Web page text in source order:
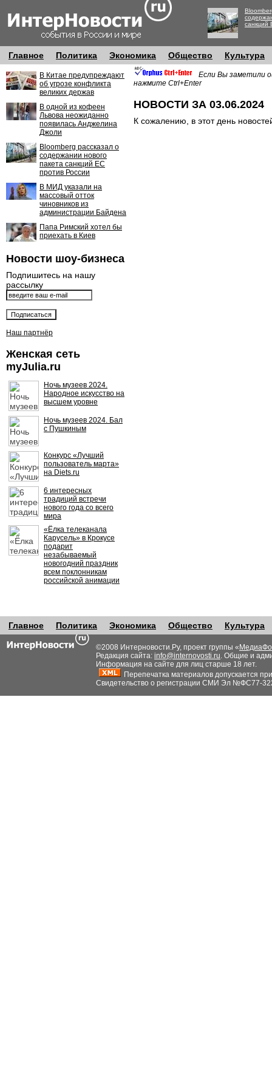
санкций
Главное Политика Экономика Общество Культура
В Китае предупреждают
об угрозе конфликта
великих держав
В одной из кофеен
Львова неожиданно
появилась Анджелина
Джоли
Bloomberg рассказал о
содержании нового
пакета санкций ЕС
против России
В МИД указали на
массовый отток
чиновников из
администрации Байдена
Папа Римский хотел бы
приехать в Киев
Новости шоу-бизнеса
Подпишитесь на нашу
рассылку
Наш партнёр
Женская сеть
myJulia.ru
Ночь музеев 2024.
Народное искусство на
высшем уровне
Ночь музеев 2024. Бал
с Пушкиным
Конкурс «Лучший
пользователь марта»
на Diets.ru
6 интересных
традиций встречи
нового года со всего
мира
«Ёлка телеканала
Карусель» в Крокусе
подарит
незабываемый
новогодний праздник
всем поклонникам
российской анимации
Если Вы заметили
нажмите Ctrl+Enter
НОВОСТИ ЗА 03.06.2024
К сожалению, в этот день
Главное Политика Экономика Общество Культура
©2008 Интерновости.Ру, проект группы «
Редакция сайта: info@internovosti.ru. Общие и
Информация на сайте для лиц старше 18 лет.
Перепечатка материалов допускается
Свидетельство о регистрации СМИ Эл №ФС77-